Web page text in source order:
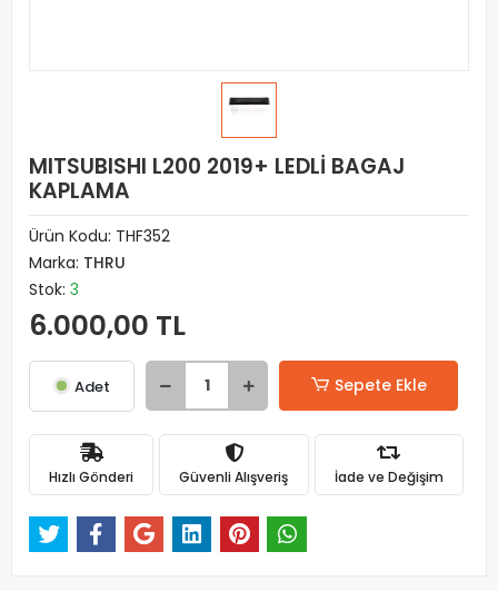
MITSUBISHI L200 2019+ LEDLİ BAGAJ
KAPLAMA
Ürün Kodu: THF352
Marka: THRU
Stok: 3
6.000,00 TL
Adet Sepete Ekle
Hızlı Gönderi Güvenli Alışveriş İade ve Değişim